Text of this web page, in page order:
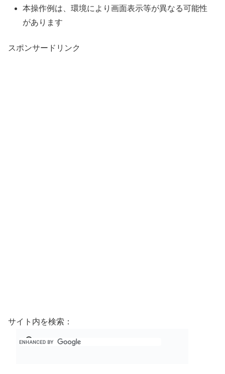
本操作例は、環境により画面表示等が異なる可能性
があります
スポンサードリンク
サイト内を検索：